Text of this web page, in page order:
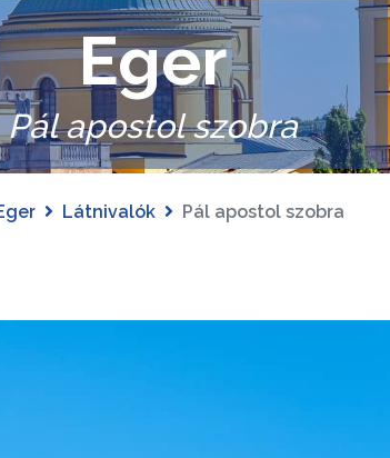
Eger
Pál apostol szobra
Látnivalók Pál apostol szobra